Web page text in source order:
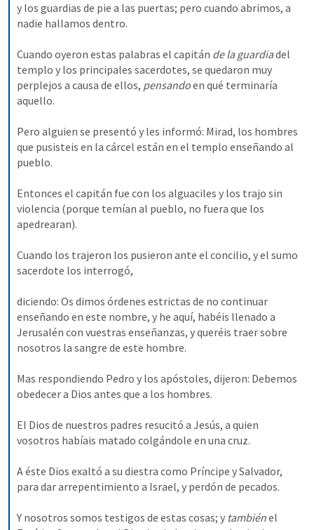
y los guardias de pie a las puertas; pero cuando abrimos, a
nadie hallamos dentro.
Cuando oyeron estas palabras el capitán de la guardia del
templo y los principales sacerdotes, se quedaron muy
perplejos a causa de ellos, pensando en qué terminaría
aquello.
Pero alguien se presentó y les informó: Mirad, los hombres
que pusisteis en la cárcel están en el templo enseñando al
pueblo.
Entonces el capitán fue con los alguaciles y los trajo sin
violencia (porque temían al pueblo, no fuera que los
apedrearan).
Cuando los trajeron los pusieron ante el concilio, y el sumo
sacerdote los interrogó,
diciendo: Os dimos órdenes estrictas de no continuar
enseñando en este nombre, y he aquí, habéis llenado a
Jerusalén con vuestras enseñanzas, y queréis traer sobre
nosotros la sangre de este hombre.
Mas respondiendo Pedro y los apóstoles, dijeron: Debemos
obedecer a Dios antes que a los hombres.
El Dios de nuestros padres resucitó a Jesús, a quien
vosotros habíais matado colgándole en una cruz.
A éste Dios exaltó a su diestra como Príncipe y Salvador,
para dar arrepentimiento a Israel, y perdón de pecados.
Y nosotros somos testigos de estas cosas; y también el